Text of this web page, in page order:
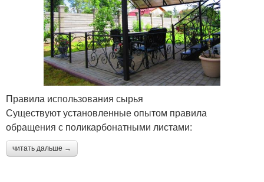
Правила использования сырья
Существуют установленные опытом правила
обращения с поликарбонатными листами:
читать дальше →